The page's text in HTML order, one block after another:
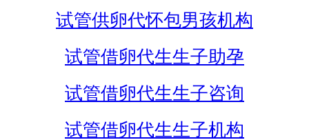
试管供卵代怀包男孩机构
试管借卵代生生子助孕
试管借卵代生生子咨询
试管借卵代生生子机构